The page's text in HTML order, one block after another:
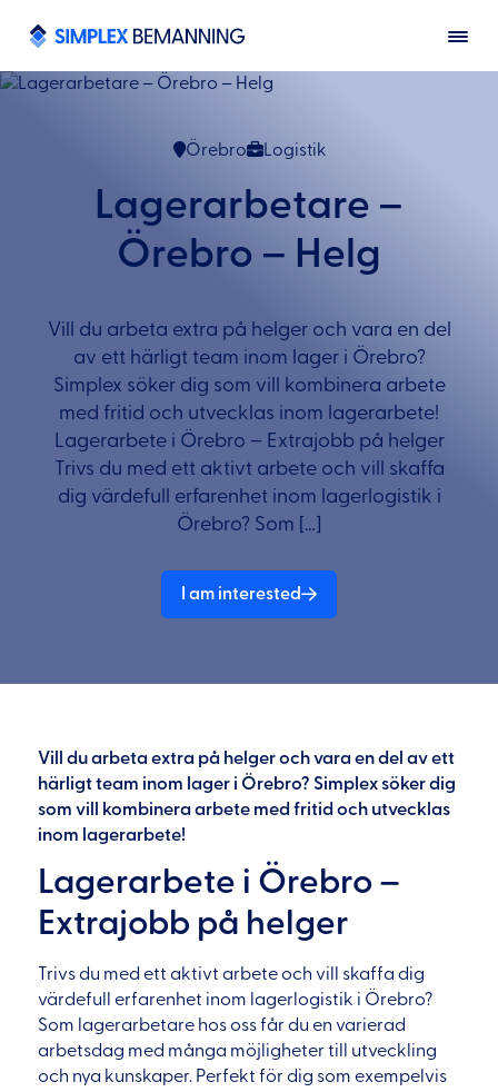
Örebro Logistik
Lagerarbetare –
Örebro – Helg
Vill du arbeta extra på helger och vara en del
av ett härligt team inom lager i Örebro?
Simplex söker dig som vill kombinera arbete
med fritid och utvecklas inom lagerarbete!
Lagerarbete i Örebro – Extrajobb på helger
Trivs du med ett aktivt arbete och vill skaffa
dig värdefull erfarenhet inom lagerlogistik i
Örebro? Som […]
I am interested
Vill du arbeta extra på helger och vara en del av ett
härligt team inom lager i Örebro? Simplex söker dig
som vill kombinera arbete med fritid och utvecklas
inom lagerarbete!
Lagerarbete i Örebro –
Extrajobb på helger
Trivs du med ett aktivt arbete och vill skaffa dig
värdefull erfarenhet inom lagerlogistik i Örebro?
Som lagerarbetare hos oss får du en varierad
arbetsdag med många möjligheter till utveckling
och nya kunskaper. Perfekt för dig som exempelvis